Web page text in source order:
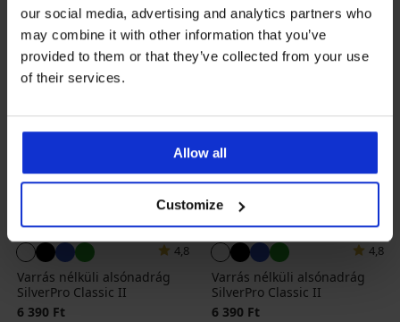
our social media, advertising and analytics partners who
may combine it with other information that you’ve
provided to them or that they’ve collected from your use
of their services.
Allow all
Customize
4,8
Varrás nélküli alsónadrág
SilverPro Classic II
6 390 Ft
4,8
Varrás nélküli alsónadrág
SilverPro Classic II
6 390 Ft